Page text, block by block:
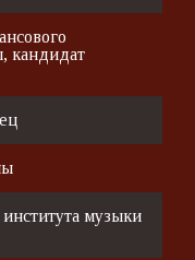
кандидат
музыки